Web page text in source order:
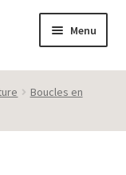
Menu
Boucles en